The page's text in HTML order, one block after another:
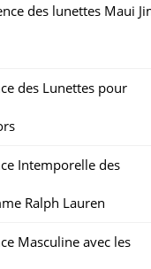
des lunettes Maui
des Lunettes pour
Intemporelle des
Ralph Lauren
Masculine avec les